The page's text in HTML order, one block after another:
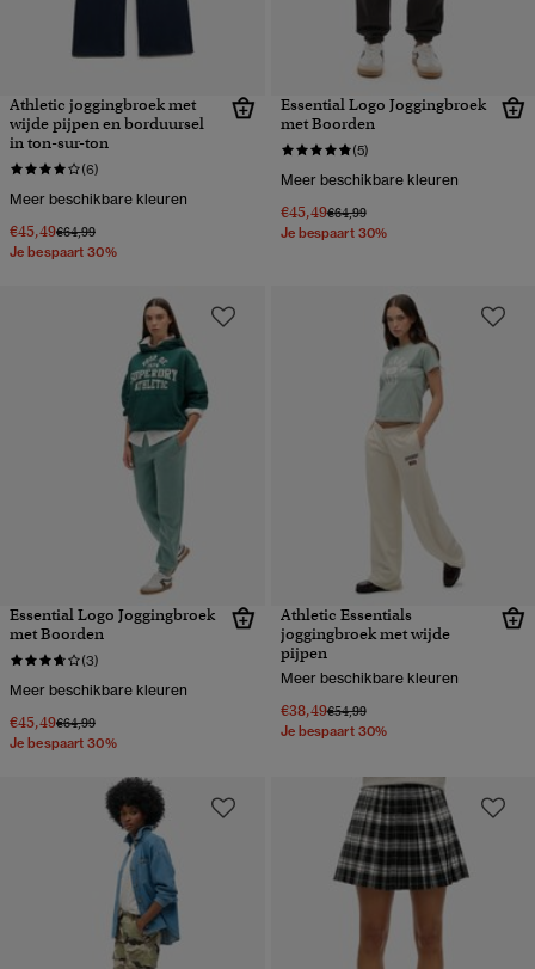
Athletic joggingbroek met
wijde pijpen en borduursel
in ton-sur-ton
(6)
Meer beschikbare kleuren
€45,49Prijs verlaagd van
€64,99naar
Je bespaart 30%
Essential Logo Joggingbroek
met Boorden
(5)
Meer beschikbare kleuren
€45,49Prijs verlaagd van
€64,99naar
Je bespaart 30%
Essential Logo Joggingbroek
met Boorden
(3)
Meer beschikbare kleuren
€45,49Prijs verlaagd van
€64,99naar
Je bespaart 30%
Athletic Essentials
joggingbroek met wijde
pijpen
Meer beschikbare kleuren
€38,49Prijs verlaagd van
€54,99naar
Je bespaart 30%